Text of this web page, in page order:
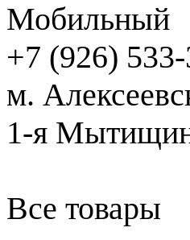
Мобильный
+7 (926)
м.
1-я
Все товары